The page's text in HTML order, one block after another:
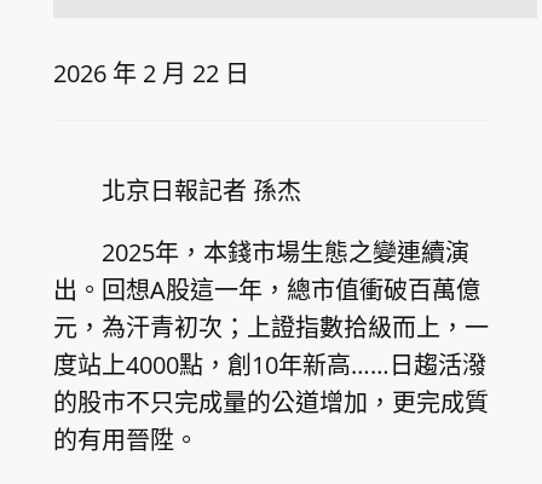
2026 年 2 月 22 日
北京日報記者 孫杰
2025年，本錢市場生態之變連續演
出。回想A股這一年，總市值衝破百萬億
元，為汗青初次；上證指數拾級而上，一
度站上4000點，創10年新高……日趨活潑
的股市不只完成量的公道增加，更完成質
的有用晉陞。